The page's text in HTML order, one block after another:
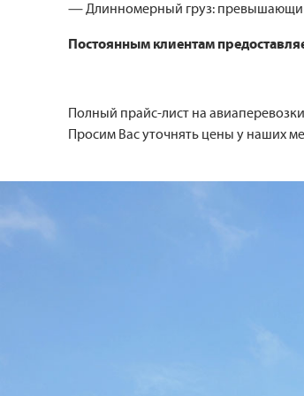
— Длинномерный груз: превышающий
Постоянным клиентам
Полный прайс-лист на
Просим Вас уточнять цены у наших